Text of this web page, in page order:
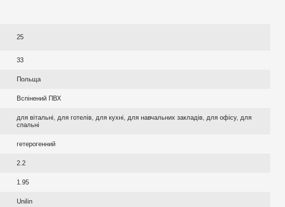
25
33
Польща
Вспінений ПВХ
для вітальні, для готелів, для кухні, для навчальних закладів, для офісу, для
спальні
гетерогенний
2.2
1.95
Unilin